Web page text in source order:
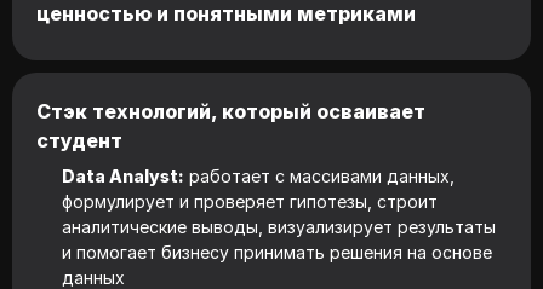
ценностью и понятными метриками
Стэк технологий, который осваивает
студент
Data Analyst: работает с массивами данных,
формулирует и проверяет гипотезы, строит
аналитические выводы, визуализирует результаты
и помогает бизнесу принимать решения на основе
данных